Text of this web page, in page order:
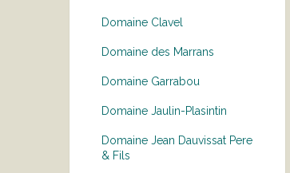
Domaine Clavel
Domaine des Marrans
Domaine Garrabou
Domaine Jaulin-Plasintin
Domaine Jean Dauvissat Pere
& Fils